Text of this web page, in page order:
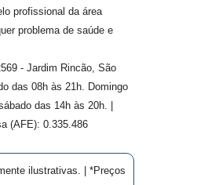
profissional da área
problema de saúde e
- Jardim Rincão, São
das 08h às 21h. Domingo
das 14h às 20h. |
(AFE): 0.335.486
ilustrativas. | *Preços